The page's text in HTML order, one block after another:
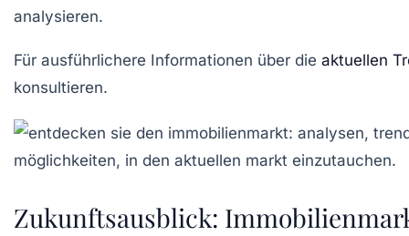
analysieren.
Für ausführlichere Informationen über die aktuellen
konsultieren.
Zukunftsausblick: